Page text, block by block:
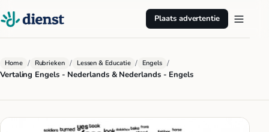
Plaats advertentie
Home / Rubrieken / Lessen & Educatie / Engels /
Vertaling Engels - Nederlands & Nederlands - Engels